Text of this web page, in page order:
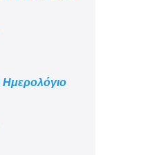
Ημερολόγιο